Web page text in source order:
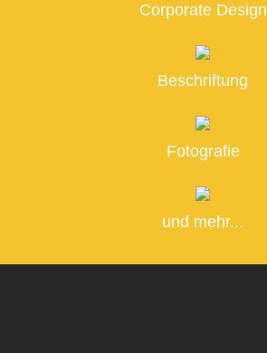
Corporate Design
Beschriftung
Fotografie
und mehr...